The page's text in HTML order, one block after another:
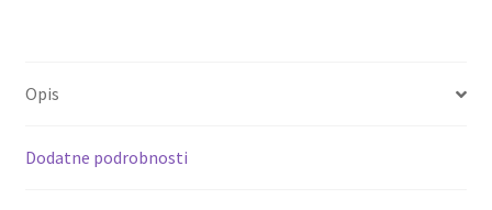
k
Opis
Dodatne podrobnosti